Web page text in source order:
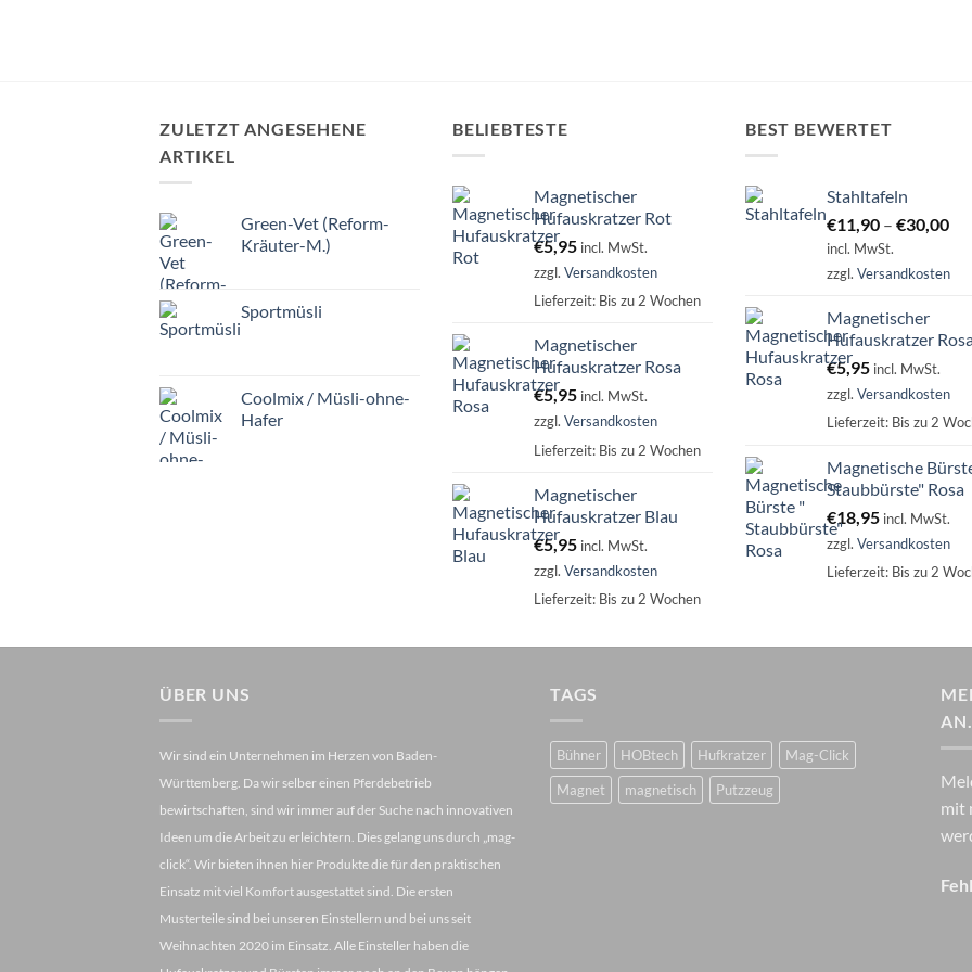
ZULETZT ANGESEHENE
ARTIKEL
Green-Vet (Reform-
Kräuter-M.)
Sportmüsli
Coolmix / Müsli-ohne-
Hafer
BELIEBTESTE
Magnetischer
Hufauskratzer Rot
€5,95 incl. MwSt.
zzgl. Versandkosten
Lieferzeit: Bis zu 2 Wochen
Magnetischer
Hufauskratzer Rosa
€5,95 incl. MwSt.
zzgl. Versandkosten
Lieferzeit: Bis zu 2 Wochen
Magnetischer
Hufauskratzer Blau
€5,95 incl. MwSt.
zzgl. Versandkosten
Lieferzeit: Bis zu 2 Wochen
BEST BEWERTET
Stahltafeln
€11,90 – €30,00
incl. MwSt.
zzgl. Versandkosten
Magnetischer
Hufauskratzer
€5,95 incl. MwSt.
zzgl. Versandkosten
Lieferzeit: Bis zu 2
Magnetische
Staubbürste" Rosa
€18,95 incl. MwSt.
zzgl. Versandkosten
Lieferzeit: Bis zu 2
ÜBER UNS
Wir sind ein Unternehmen im Herzen von Baden-
Württemberg. Da wir selber einen Pferdebetrieb
bewirtschaften, sind wir immer auf der Suche nach innovativen
Ideen um die Arbeit zu erleichtern. Dies gelang uns durch „mag-
click“. Wir bieten ihnen hier Produkte die für den praktischen
Einsatz mit viel Komfort ausgestattet sind. Die ersten
Musterteile sind bei unseren Einstellern und bei uns seit
Weihnachten 2020 im Einsatz. Alle Einsteller haben die
TAGS
Bühner HOBtech Hufkratzer
Mag-Click
Magnet
magnetisch Putzzeug
AN.
mit